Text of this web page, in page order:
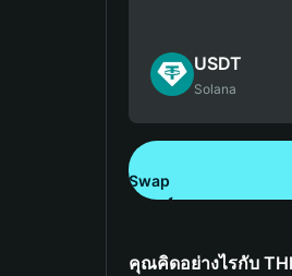
USDT
Solana
Swap
คุณคิดอย่างไรกับ